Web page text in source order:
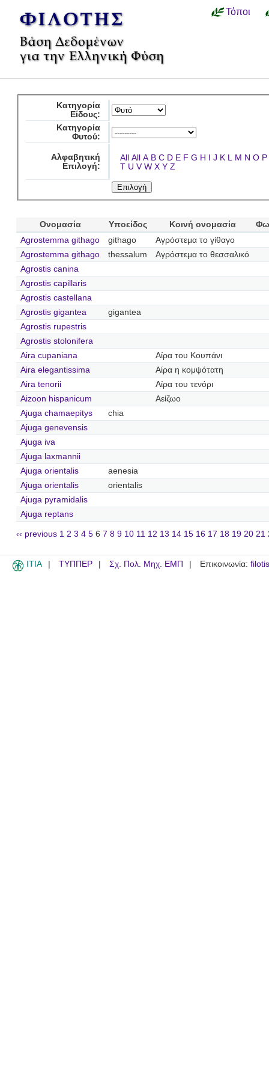
Τόποι
Κατηγορία
Είδους:
Κατηγορία
Φυτού:
Αλφαβητική
Επιλογή:
All All A B C D E F G H I J K L M N O P
T U V W X Y Z
Ονομασία Υποείδος Κοινή ονομασία
Agrostemma githago
githago
Αγρόστεμα το γίθαγο
Agrostemma githago
thessalum
Αγρόστεμα το θεσσαλικό
Agrostis canina
Agrostis capillaris
Agrostis castellana
Agrostis gigantea
gigantea
Agrostis rupestris
Agrostis stolonifera
Aira cupaniana
Αίρα του Κουπάνι
Aira elegantissima
Αίρα η κομψότατη
Aira tenorii
Αίρα του τενόρι
Aizoon hispanicum
Αείζωο
Ajuga chamaepitys
chia
Ajuga genevensis
Ajuga iva
Ajuga laxmannii
Ajuga orientalis
aenesia
Ajuga orientalis
orientalis
Ajuga pyramidalis
Ajuga reptans
‹‹ previous 1 2 3 4 5 6 7 8 9 10 11 12 13 14 15 16 17 18 19 20 21
ITIA ΤΥΠΠΕΡ Σχ. Πολ. Μηχ. ΕΜΠ Επικοινωνία: